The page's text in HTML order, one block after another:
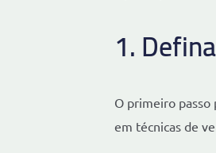
1.
O primeiro passo
em técnicas de